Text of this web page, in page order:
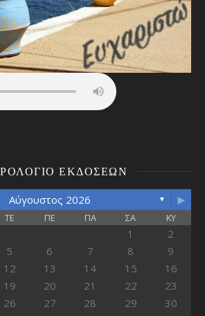
ΕΚΔΌΣΕΩΝ
Αύγουστος 2026 ▼ ►
ΤΕ ΠΕ ΠΑ ΣΑ ΚΥ
1
2
5 6 7 8
9
12 13 14 15
16
19 20 21 22
23
26 27 28 29
30